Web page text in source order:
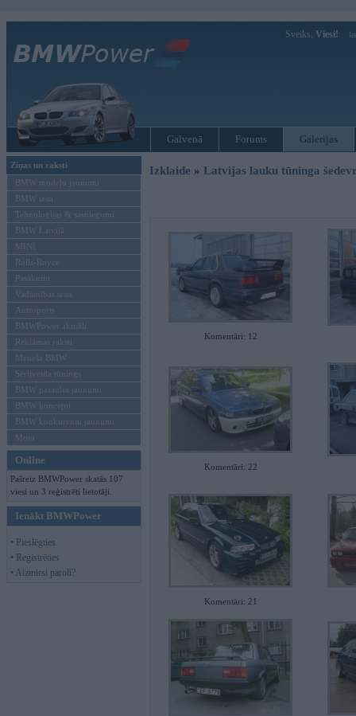
Sveiks, Viesi!
Galvenā Forums Galerijas
Ziņas un raksti
BMW modeļu jaunumi
BMW testi
Tehnoloģijas & sasniegumi
BMW Latvijā
MINI
Rolls-Royce
Pasākumi
Vadāmības tests
Autosports
BMWPower aktuāli
Reklāmas raksti
Mēneša BMW
Sērijveida tūnings
BMW pasaules jaunumi
BMW koncepti
BMW konkurentu jaunumi
Moto
Online
Pašreiz BMWPower skatās 107
viesi un 3 reģistrēti lietotāji.
Ienākt BMWPower
• Pieslēgties
• Reģistrēties
• Aizmirsi paroli?
Izklaide » Latvijas lauku tūninga
Komentāri: 12
Komentāri: 22
Komentāri: 21